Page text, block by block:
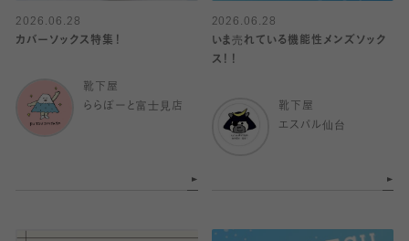
2026.06.28
カバーソックス特集！
靴下屋
ららぽーと富士見店
2026.06.28
いま売れている機能性メンズソック
ス！！
靴下屋
エスパル仙台